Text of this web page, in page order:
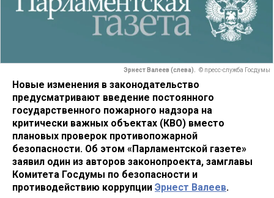
Эрнест Валеев (слева). © пресс-служба Госдумы
Новые изменения в законодательство
предусматривают введение постоянного
государственного пожарного надзора на
критически важных объектах (КВО) вместо
плановых проверок противопожарной
безопасности. Об этом «Парламентской газете»
заявил один из авторов законопроекта, замглавы
Комитета Госдумы по безопасности и
противодействию коррупции Эрнест Валеев.